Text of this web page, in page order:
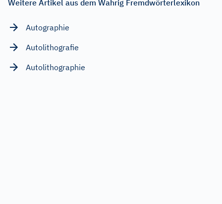
Weitere Artikel aus dem Wahrig Fremdwörterlexikon
Autographie
Autolithografie
Autolithographie